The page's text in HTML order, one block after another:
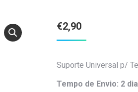
€2,90
Suporte Universal p/
Tempo de Envio: 2